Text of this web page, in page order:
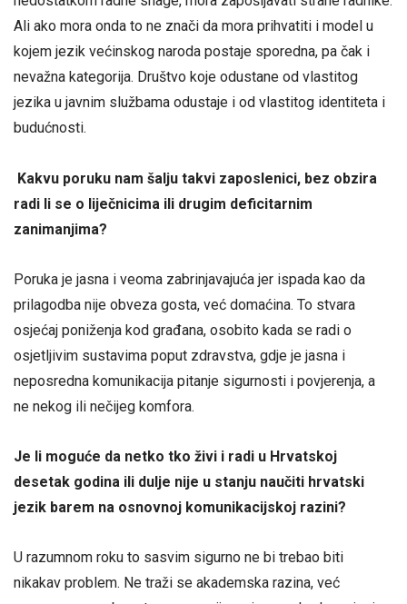
Ali ako mora onda to ne znači da mora prihvatiti i model u
kojem jezik većinskog naroda postaje sporedna, pa čak i
nevažna kategorija. Društvo koje odustane od vlastitog
jezika u javnim službama odustaje i od vlastitog identiteta i
budućnosti.
Kakvu poruku nam šalju takvi zaposlenici, bez obzira
radi li se o liječnicima ili drugim deficitarnim
zanimanjima?
Poruka je jasna i veoma zabrinjavajuća jer ispada kao da
prilagodba nije obveza gosta, već domaćina. To stvara
osjećaj poniženja kod građana, osobito kada se radi o
osjetljivim sustavima poput zdravstva, gdje je jasna i
neposredna komunikacija pitanje sigurnosti i povjerenja, a
ne nekog ili nečijeg komfora.
Je li moguće da netko tko živi i radi u Hrvatskoj
desetak godina ili dulje nije u stanju naučiti hrvatski
jezik barem na osnovnoj komunikacijskoj razini?
U razumnom roku to sasvim sigurno ne bi trebao biti
nikakav problem. Ne traži se akademska razina, već